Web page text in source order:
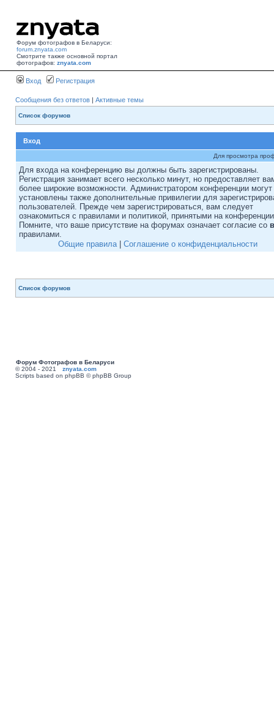
Форум фотографов в Беларуси:
forum.znyata.com
Смотрите также основной портал
фотографов: znyata.com
Вход Регистрация
Сообщения без ответов | Активные темы
Список форумов
Вход
Для просмотра
Для входа на конференцию вы должны быть зарегистрированы.
Регистрация занимает всего несколько минут, но предоставляет
более широкие возможности. Администратором конференции
установлены также дополнительные привилегии для
пользователей. Прежде чем зарегистрироваться, вам следует
ознакомиться с правилами и политикой, принятыми на
Помните, что ваше присутствие на форумах означает согласие со
правилами.
Общие правила| Соглашение о конфиденциальности
Список форумов
Форум Фотографов в Беларуси
© 2004 - 2021 znyata.com
Scripts based on phpBB © phpBB Group